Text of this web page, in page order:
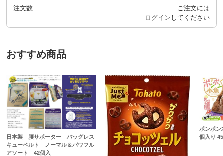
注文数
ご注文には
ログイン してください
おすすめ商品
日本製 腰サポーター バッグレス
キューベルト ノーマル＆パワフル
アソート 42個入
ポンポ
個入り